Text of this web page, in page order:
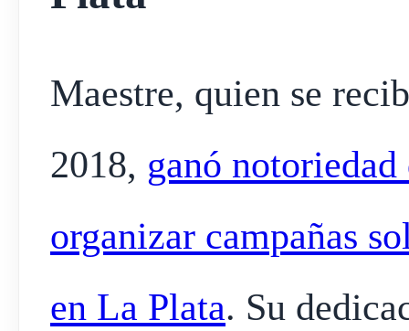
Maestre, quien se
2018, ganó
organizar campañas
en La Plata. Su